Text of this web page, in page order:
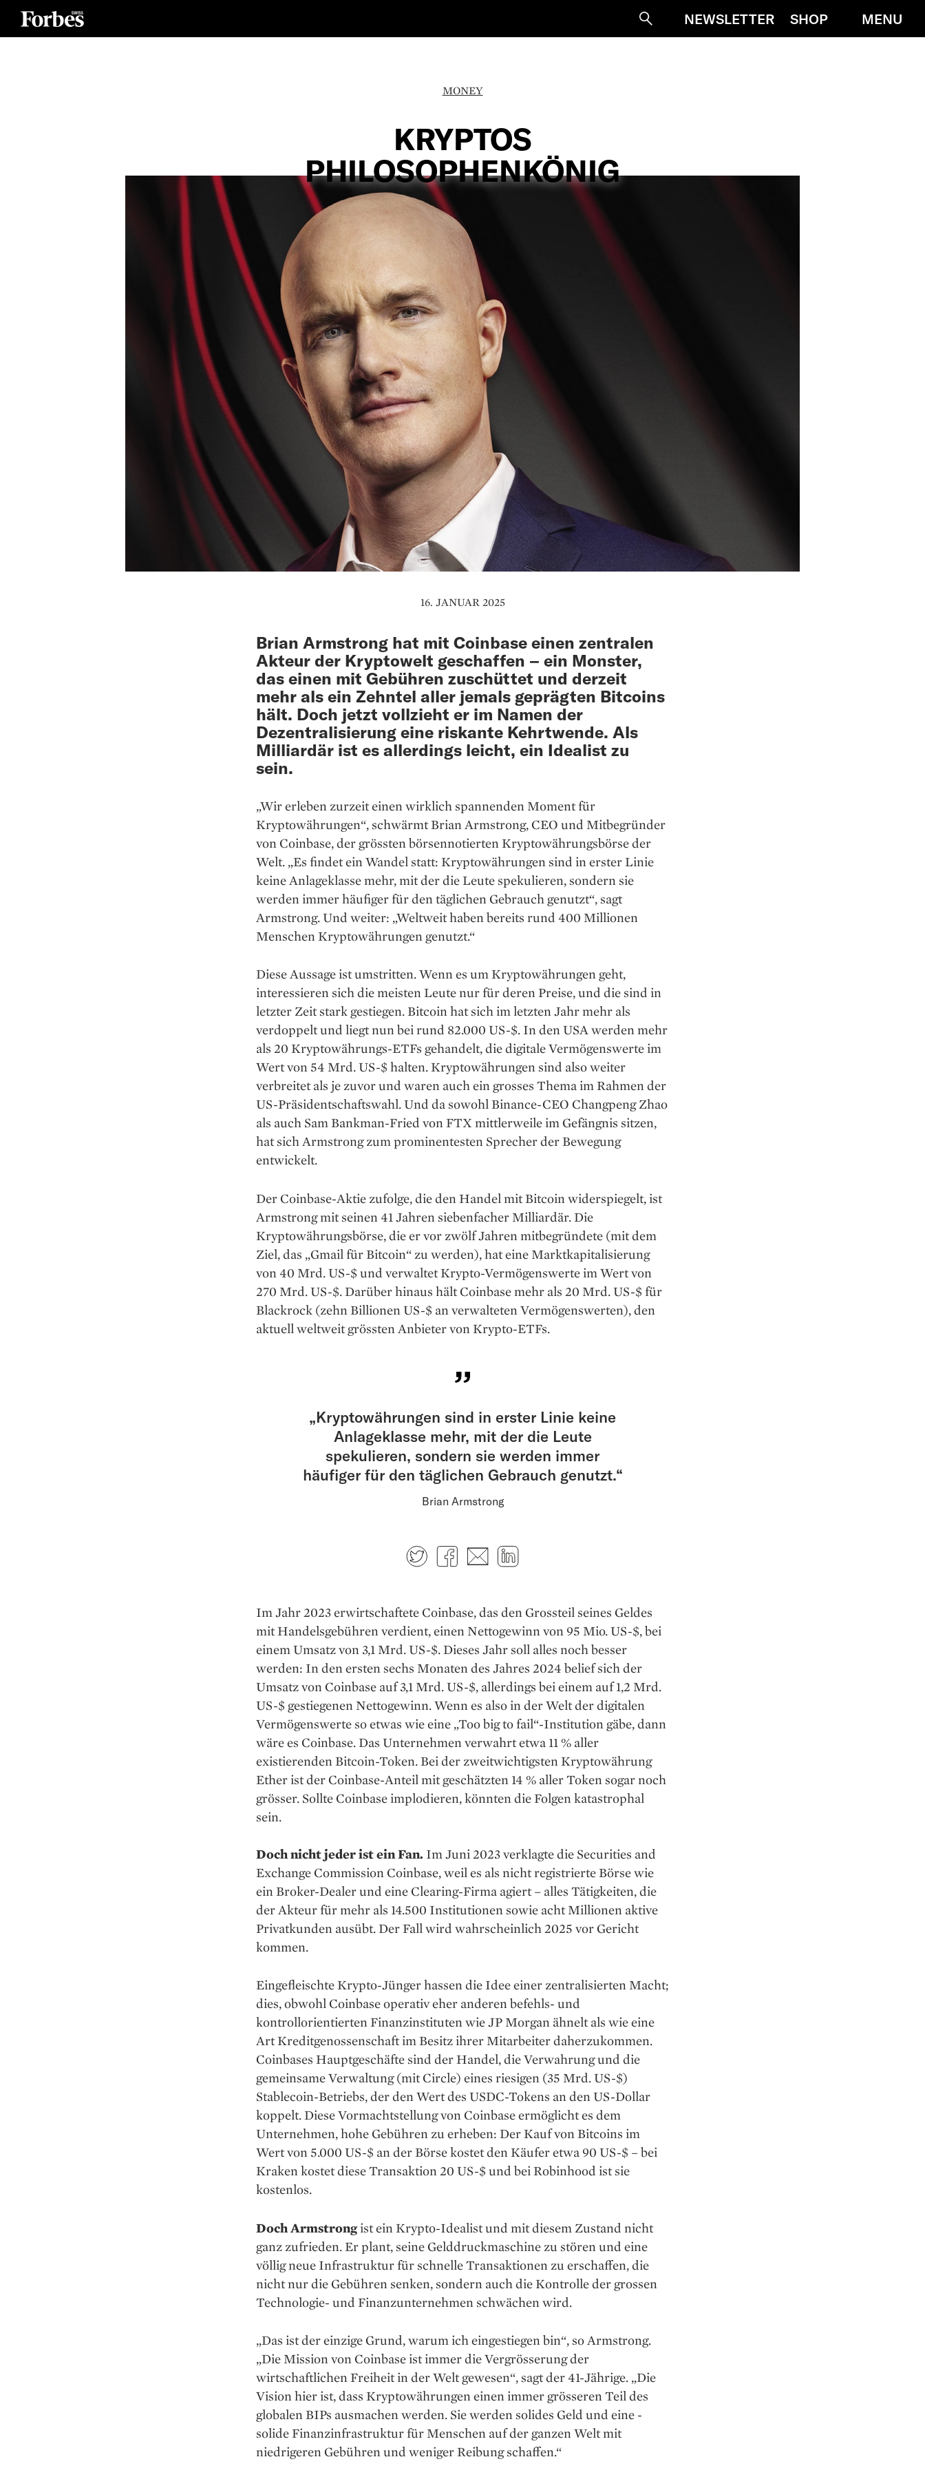
SucheNEWSLETTER SHOP MENU
MONEY
KRYPTOS
PHILOSOPHENKÖNIG
16. JANUAR 2025
Brian Armstrong hat mit Coinbase einen zentralen
Akteur der Kryptowelt geschaffen – ein Monster,
das einen mit Gebühren zuschüttet und derzeit
mehr als ein Zehntel aller jemals geprägten Bitcoins
hält. Doch jetzt vollzieht er im Namen der
Dezentralisierung eine riskante Kehrtwende. Als
Milliardär ist es allerdings leicht, ein Idealist zu
sein.
„Wir erleben zurzeit einen wirklich spannenden Moment für
Kryptowährungen“, schwärmt Brian Armstrong, CEO und Mitbegründer
von Coinbase, der grössten börsen­notierten Kryptowährungsbörse der
Welt. „Es findet ein Wandel statt: Kryptowährungen sind in erster ­Linie
keine Anlageklasse mehr, mit der die Leute spekulieren, sondern sie
werden immer häufiger für den täglichen Gebrauch genutzt“, sagt
Armstrong. Und weiter: „Weltweit haben bereits rund 400 Millionen
Menschen Kryptowährungen genutzt.“
Diese Aussage ist ­umstritten. Wenn es um Kryptowährungen geht,
interessieren sich die meisten Leute nur für deren Preise, und die sind in
letzter Zeit stark gestiegen. Bitcoin hat sich im letzten Jahr mehr als
verdoppelt und liegt nun bei rund 82.000 US-$. In den USA werden mehr
als 20 Krypto­währungs-ETFs gehandelt, die ­digitale Vermögenswerte im
Wert von 54 Mrd. US-$ halten. Krypto­währungen sind also weiter
verbreitet als je zuvor und waren auch ein grosses Thema im Rahmen der
US-Präsidentschaftswahl. Und da sowohl Binance-CEO Changpeng Zhao
als auch Sam Bankman-Fried von FTX mittlerweile im Gefängnis sitzen,
hat sich Armstrong zum prominentesten Sprecher der Bewegung
entwickelt.
Der Coinbase-Aktie zufolge, die den Handel mit Bitcoin wider­spiegelt, ist
Armstrong mit ­seinen 41 Jahren siebenfacher ­Milliar­där. Die
Kryptowährungsbörse, die er vor zwölf Jahren mitbegründete (mit dem
Ziel, das „Gmail für Bitcoin“ zu werden), hat eine Markt­kapitalisierung
von 40 Mrd. US-$ und verwaltet Krypto-Vermögenswerte im Wert von
270 Mrd. ­US-$. Darüber hinaus hält Coinbase mehr als 20 Mrd. US-$ für
Blackrock (zehn Billionen US-$ an ver­walteten Vermögenswerten), den
aktuell weltweit grössten Anbieter von Krypto-ETFs.
„Kryptowährungen sind in erster Linie keine
Anlageklasse mehr, mit der die Leute
spekulieren, sondern sie werden immer
häufiger für den täglichen Gebrauch genutzt.“
Brian Armstrong
TwitterFacebook
E-mail
Im Jahr 2023 ­erwirtschaftete Coinbase, das den Grossteil ­seines Geldes
mit ­Handelsgebühren verdient, einen Nettogewinn von 95 Mio. US-$, bei
einem Umsatz von 3,1 Mrd. US-$. Dieses Jahr soll ­alles noch besser
werden: In den ersten sechs Monaten des Jahres 2024 belief sich der
Umsatz von Coinbase auf 3,1 Mrd. US-$, allerdings bei einem auf 1,2 Mrd.
US-$ gestiegenen Nettogewinn. Wenn es also in der Welt der digitalen
Vermögenswerte so etwas wie eine „Too big to fail“-Institution gäbe, dann
wäre es Coin­base. Das Unternehmen verwahrt etwa 11 % aller
existierenden Bitcoin-Token. Bei der zweitwichtigsten Kryptowährung
Ether ist der Coinbase-Anteil mit geschätzten 14 % aller Token sogar noch
grösser. Sollte Coinbase implodieren, könnten die Folgen katastrophal
sein.
Doch nicht jeder ist ein Fan. Im Juni 2023 verklagte die Securities and
Exchange Commission Coinbase, weil es als nicht registrierte Börse wie
ein Broker-Dealer und eine Clearing-Firma agiert – alles Tätigkeiten, die
der Akteur für mehr als 14.500 Institutionen sowie acht Millionen aktive
Privatkunden ausübt. Der Fall wird wahrscheinlich 2025 vor Gericht
kommen.
Eingefleischte Krypto-Jünger hassen die Idee einer zentralisierten Macht;
dies, obwohl Coinbase operativ eher anderen befehls- und
kontrollorientierten Finanzinstituten wie JP Morgan ähnelt als wie eine
Art Kreditgenossenschaft im Besitz ihrer Mitarbeiter daherzukommen.
Coinbases Hauptgeschäfte sind der Handel, die Verwahrung und die
gemeinsame Verwaltung (mit Circle) eines riesigen (35 Mrd. US-$)
Stablecoin-Betriebs, der den Wert des USDC-Tokens an den US-­Dollar
koppelt. Diese Vormachtstellung von Coinbase ermöglicht es dem
Unternehmen, hohe Gebühren zu erheben: Der Kauf von Bit­coins im
Wert von 5.000 US-$ an der Börse kostet den Käufer etwa 90 ­US-$ – bei
Kraken kostet diese Transaktion 20 US-$ und bei Robinhood ist sie
kostenlos.
Doch Armstrongist ein Krypto-Idealist und mit diesem Zustand nicht
ganz zufrieden. Er plant, seine Gelddruckmaschine zu stören und eine
völlig neue Infrastruktur für schnelle Transaktionen zu erschaffen, die
nicht nur die Gebühren senken, sondern auch die Kontrolle der grossen
Technologie- und Finanz­unternehmen schwächen wird.
„Das ist der einzige Grund, ­warum ich eingestiegen bin“, so Armstrong.
„Die Mission von Coin­base ist immer die Vergrösserung der
wirtschaftlichen Freiheit in der Welt gewesen“, sagt der 41-Jährige. „Die
Vision hier ist, dass Kryptowährungen einen immer grösseren Teil des
globalen BIPs ausmachen werden. Sie werden solides Geld und eine ­
solide Finanzinfrastruktur für Menschen auf der ganzen Welt mit
niedrigeren Gebühren und weniger Reibung schaffen.“